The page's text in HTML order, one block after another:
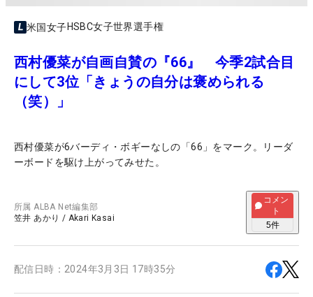
米国女子HSBC女子世界選手権
西村優菜が自画自賛の『66』 今季2試合目
にして3位「きょうの自分は褒められる
（笑）」
西村優菜が6バーディ・ボギーなしの「66」をマーク。リーダ
ーボードを駆け上がってみせた。
所属ALBA Net編集部
笠井 あかり / Akari Kasai
コメン
ト
5件
配信日時： 2024年3月3日 17時35分